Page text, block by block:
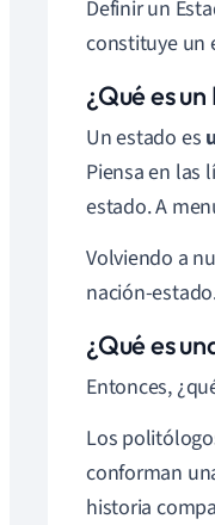
Definir un
constituye un
¿Qué es
Un estado es
Piensa en las
estado. A
Volviendo a
nación-
¿Qué es
Entonces,
Los
conforman
historia